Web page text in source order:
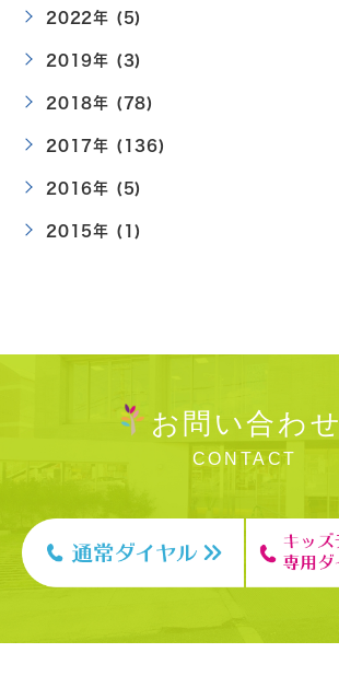
2022年 (5)
2019年 (3)
2018年 (78)
2017年 (136)
2016年 (5)
2015年 (1)
お問い合わせ
CONTACT